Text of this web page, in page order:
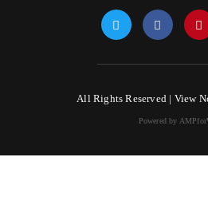
All Rights Reserved | View
Powered by